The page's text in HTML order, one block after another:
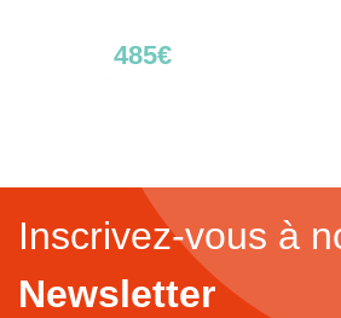
485€
Inscrivez-vous à
Newsletter